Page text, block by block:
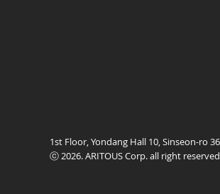
1st Floor, Yondang Hall 10, Sinseon-ro
ⓒ 2026. ARITOUS Corp. all right